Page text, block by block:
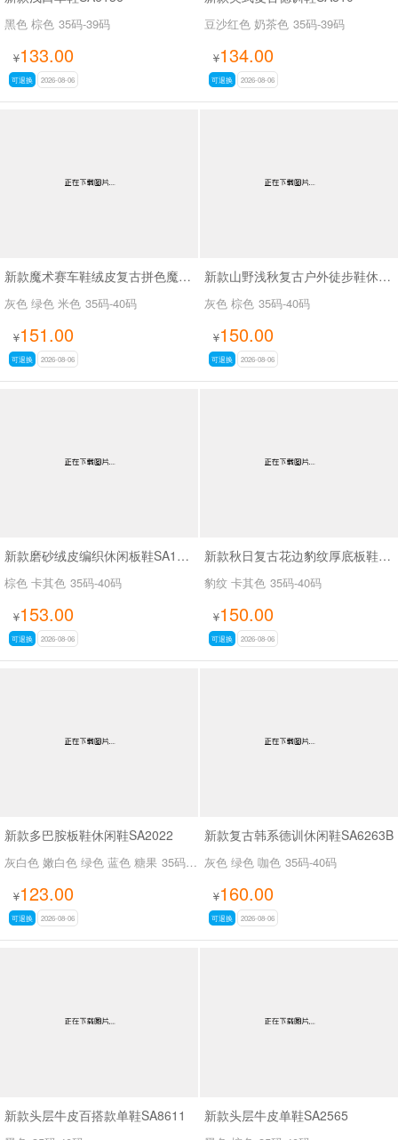
黑色 棕色 35码-39码
¥133.00
可退换 2026-08-06
豆沙红色 奶茶色 35码-39码
¥134.00
可退换 2026-08-06
新款魔术赛车鞋绒皮复古拼色魔术贴德训休闲鞋SA8040
灰色 绿色 米色 35码-40码
¥151.00
可退换 2026-08-06
新款山野浅秋复古户外徒步鞋休闲鞋SA37028
灰色 棕色 35码-40码
¥150.00
可退换 2026-08-06
新款磨砂绒皮编织休闲板鞋SA18035
棕色 卡其色 35码-40码
¥153.00
可退换 2026-08-06
新款秋日复古花边豹纹厚底板鞋SA18036
豹纹 卡其色 35码-40码
¥150.00
可退换 2026-08-06
新款多巴胺板鞋休闲鞋SA2022
灰白色 嫩白色 绿色 蓝色 糖果 35码-39码
¥123.00
可退换 2026-08-06
新款复古韩系德训休闲鞋SA6263B
灰色 绿色 咖色 35码-40码
¥160.00
可退换 2026-08-06
新款头层牛皮百搭款单鞋SA8611 新款头层牛皮单鞋SA2565